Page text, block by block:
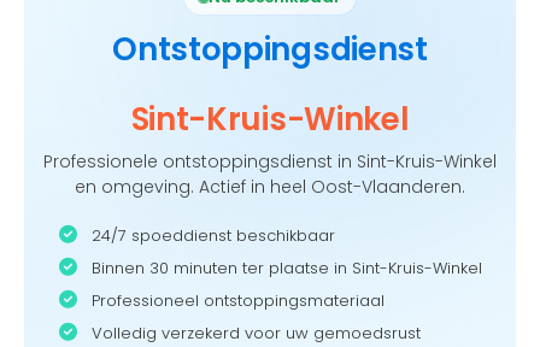
Ontstoppingsdienst
Sint-Kruis-Winkel
Professionele ontstoppingsdienst in Sint-Kruis-Winkel
en omgeving. Actief in heel Oost-Vlaanderen.
24/7 spoeddienst beschikbaar
Binnen 30 minuten ter plaatse in Sint-Kruis-Winkel
Professioneel ontstoppingsmateriaal
Volledig verzekerd voor uw gemoedsrust